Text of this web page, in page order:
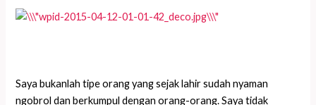
Saya bukanlah tipe orang yang sejak lahir sudah nyaman
ngobrol dan berkumpul dengan orang-orang. Saya tidak